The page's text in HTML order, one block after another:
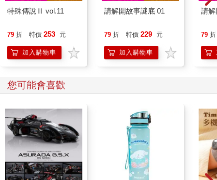
直接葬在土壤之下，由蟲子、真菌與細菌分解，再次進入更大的
生態系），構成我身體的組成磚塊會挹注新的植物進行生長，這
萄糖。
我想到，處理食物能量以活化組織的粒線體，是我們從母親那裡
完整繼承而來，這些粒線體傳承數千年並像俄羅斯娃娃一樣，隨
著母系血統延續下來。從精子來的粒線體與卵子結合時，基本上
就已經分崩瓦解，只有從母系來的粒線體能撐下去，並生產出足
夠的能量，供我們進行所需的所有行為。
後，攜手創建出更有力的東西。我靜下來想到我媽時，我會想像
那數百萬年未間斷的血脈傳承，然後想像我母親的細胞引擎以這
種令人驚嘆的方式活在我身上。她，以及在她之前存在於我們血
脈裡的所有女性，在我打這些字時正活在我身上。我不想要因為
做了錯誤的食物選擇而傷害到這項禮物。現代生活對我們的粒線
體形成攻擊，這代表它攻擊了我們的祖先以及我們的母親，攻擊
了我們身上所有女性創造力與生產力，並攻擊了我們蓬勃的生命
特殊傳說Ⅲ vol.11
79 折 特價 253 元
加入購物車
請解開故事謎底 01
79 折 特價 229 元
加入購物車
請解
79 折
您可能會喜歡